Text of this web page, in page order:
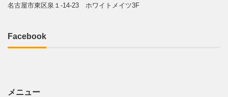
名古屋市東区泉１-14-23 ホワイトメイツ3F
Facebook
メニュー